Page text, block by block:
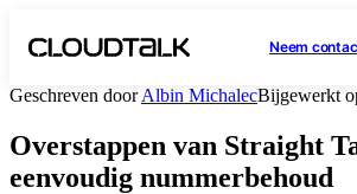
Neem
Geschreven doorAlbin MichalecBijgewerkt
Overstappen van Straight
eenvoudig nummerbehoud